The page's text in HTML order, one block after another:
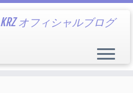
KRZ オフィシャルブログ